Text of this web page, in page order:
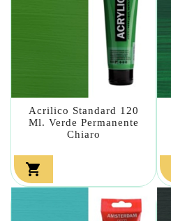
Acrilico Standard 120
Ml. Verde Permanente
Chiaro
